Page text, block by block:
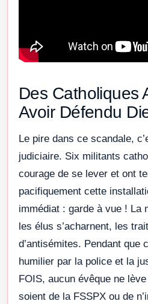
Des Catholiques
Avoir Défendu
Le pire dans ce scandale,
judiciaire. Six militants
courage de se lever et ont
pacifiquement cette
immédiat : garde à vue ! La
les élus s’acharnent, les
d’antisémites. Pendant que
humilier par la police et la
FOIS, aucun évêque ne
soient de la FSSPX ou de